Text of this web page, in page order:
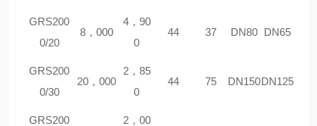
GRS200
0/20
8，000
4，90
0
44 37 DN80 DN65
GRS200
0/30
20，000
2，85
0
44 75 DN150DN125
GRS200
2，00